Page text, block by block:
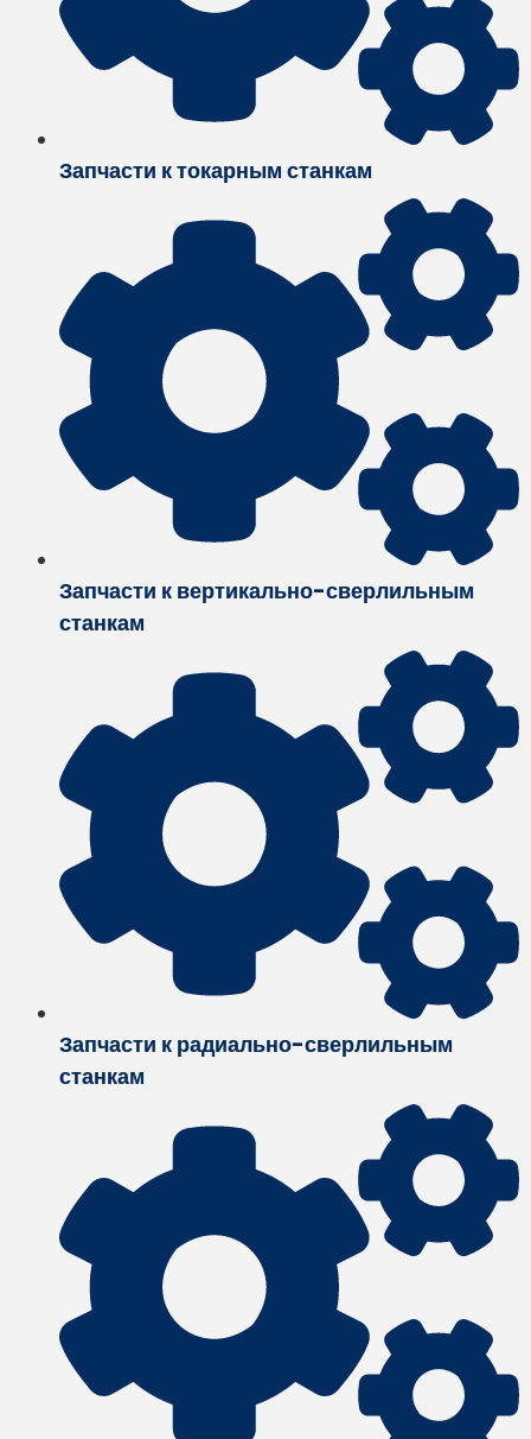
Запчасти к токарным станкам
Запчасти к вертикально-сверлильным
станкам
Запчасти к радиально-сверлильным
станкам